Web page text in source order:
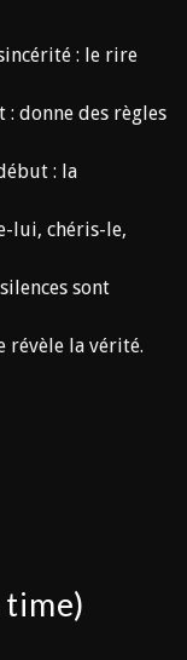
: le rire
donne des règles
: la
lui, chéris-le,
sont
révèle la vérité.
time)